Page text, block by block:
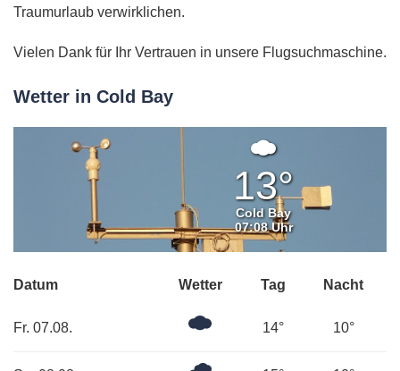
Traumurlaub verwirklichen.
Vielen Dank für Ihr Vertrauen in unsere Flugsuchmaschine.
Wetter in Cold Bay
Mäßig
bewölkt
13°
Cold Bay
07:08 Uhr
Datum Wetter Tag Nacht
Fr. 07.08. 14° 10°